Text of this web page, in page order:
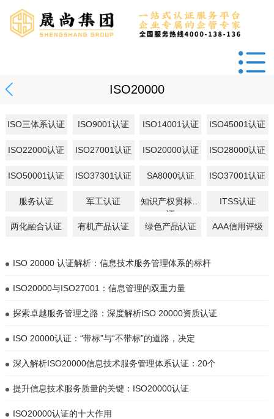
ISO20000
ISO三体系认证 ISO9001认证 ISO14001认证 ISO45001认证
ISO22000认证 ISO27001认证 ISO20000认证 ISO28000认证
ISO50001认证 ISO37301认证 SA8000认证 ISO37001认证
服务认证 军工认证
知识产权贯标认
证
ITSS认证
两化融合认证 有机产品认证 绿色产品认证 AAA信用评级
ISO 20000 认证解析：信息技术服务管理体系的标杆
ISO20000与ISO27001：信息管理的双重力量
探索卓越服务管理之路：深度解析ISO 20000资质认证
ISO 20000认证：“带标”与“不带标”的道路，决定
深入解析ISO20000信息技术服务管理体系认证：20个
提升信息技术服务质量的关键：ISO20000认证
ISO20000认证的十大作用